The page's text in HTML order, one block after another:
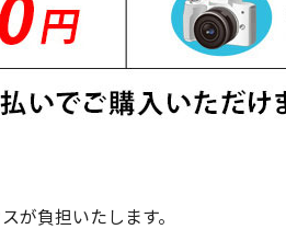
が負担いたします。